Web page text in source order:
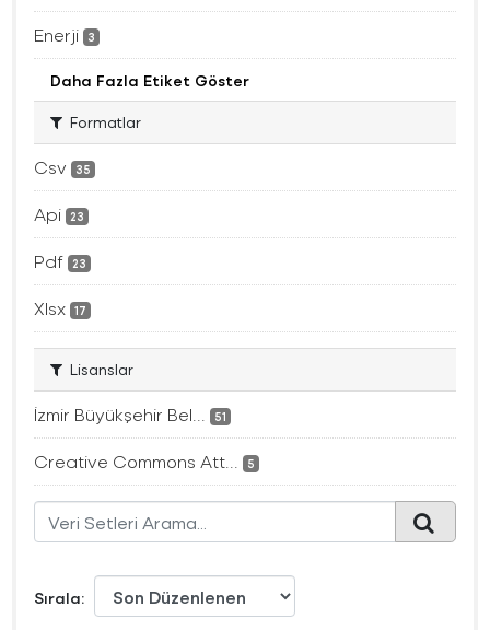
Enerji 3
Daha Fazla Etiket Göster
Formatlar
Csv 35
Api 23
Pdf 23
Xlsx 17
Lisanslar
İzmir Büyükşehir Bel... 51
Creative Commons Att... 5
Sırala